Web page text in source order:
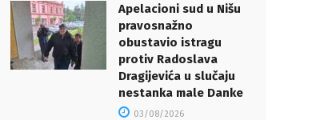
Apelacioni sud u Nišu
pravosnažno
obustavio istragu
protiv Radoslava
Dragijevića u slučaju
nestanka male Danke
03/08/2026